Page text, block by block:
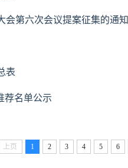
会第六次会议提案征集的通知
表
荐名单公示
上页 1 2 3 4 5 6